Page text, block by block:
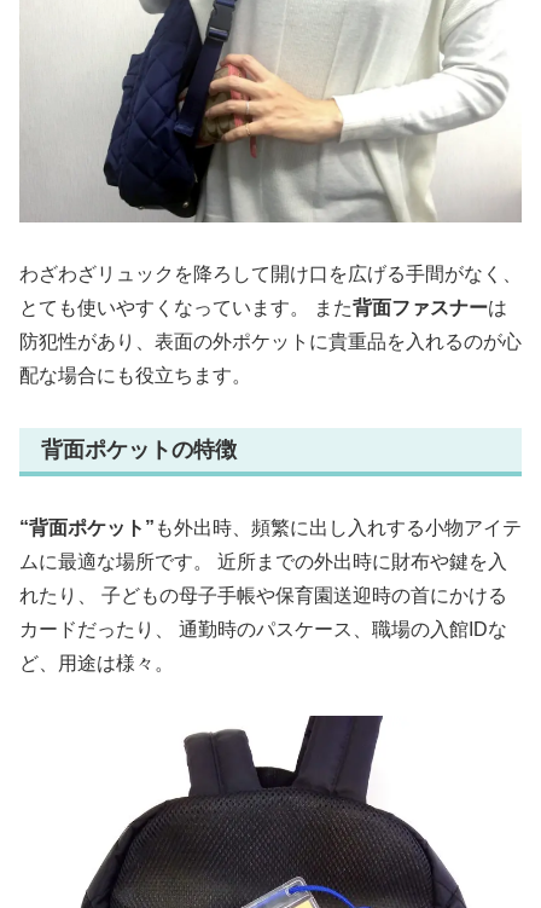
わざわざリュックを降ろして開け口を広げる手間がなく、
とても使いやすくなっています。 また背面ファスナーは
防犯性があり、表面の外ポケットに貴重品を入れるのが心
配な場合にも役立ちます。
背面ポケットの特徴
“背面ポケット” も外出時、頻繁に出し入れする小物アイテ
ムに最適な場所です。 近所までの外出時に財布や鍵を入
れたり、 子どもの母子手帳や保育園送迎時の首にかける
カードだったり、 通勤時のパスケース、職場の入館IDな
ど、用途は様々。